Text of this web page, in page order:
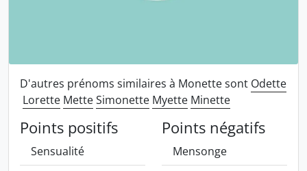
D'autres prénoms similaires à Monette sont Odette
Lorette MetteSimonette Myette Minette
Points positifs
Sensualité
Points négatifs
Mensonge